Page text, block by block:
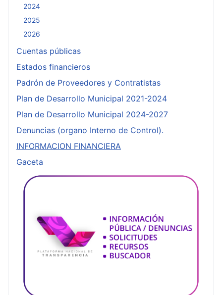
2024
2025
2026
Cuentas públicas
Estados financieros
Padrón de Proveedores y Contratistas
Plan de Desarrollo Municipal 2021-2024
Plan de Desarrollo Municipal 2024-2027
Denuncias (organo Interno de Control).
INFORMACION FINANCIERA
Gaceta